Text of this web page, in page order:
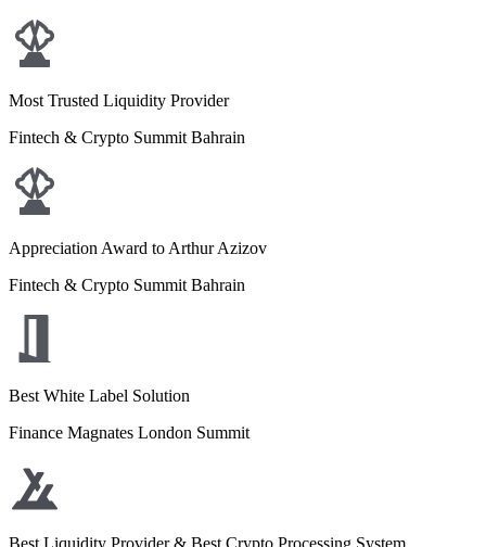
Most Trusted Liquidity Provider
Fintech & Crypto Summit Bahrain
Appreciation Award to Arthur Azizov
Fintech & Crypto Summit Bahrain
Best White Label Solution
Finance Magnates London Summit
Best Liquidity Provider & Best Crypto Processing System